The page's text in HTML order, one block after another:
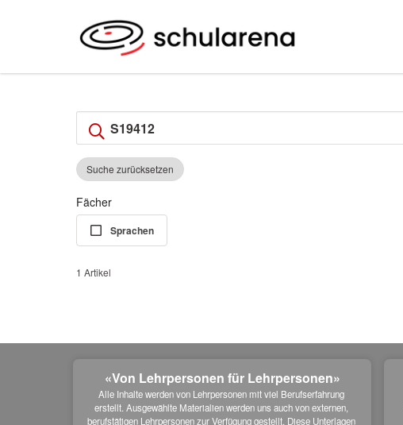
Suche zurücksetzen
Fächer
Sprachen
1 Artikel
«Von Lehrpersonen für Lehrpersonen»
Alle Inhalte werden von Lehrpersonen mit viel Berufserfahrung
erstellt. Ausgewählte Materialien werden uns auch von externen,
berufstätigen Lehrpersonen zur Verfügung gestellt. Diese Unterlagen